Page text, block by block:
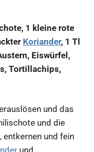
1 kleine rote
Koriander, 1 Tl
Eiswürfel,
Tortillachips,
und das
und die
entkernen und fein
und